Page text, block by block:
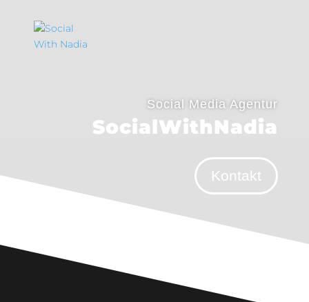
Social Media Agentur
SocialWithNadia
Kontakt